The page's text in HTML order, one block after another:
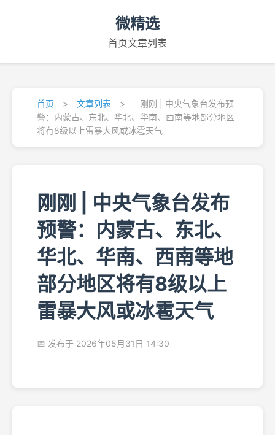
微精选
首页文章列表
首页 > 文章列表 >
刚刚 | 中央气象台发布预
警：内蒙古、东北、华北、华南、西南等地部分地区
将有8级以上雷暴大风或冰雹天气
刚刚 | 中央气象台发布
预警：内蒙古、东北、
华北、华南、西南等地
部分地区将有8级以上
雷暴大风或冰雹天气
📅 发布于 2026年05月31日 14:30